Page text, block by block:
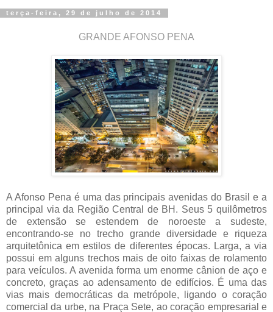
terça-feira, 29 de julho de 2014
GRANDE AFONSO PENA
A Afonso Pena é uma das principais avenidas do Brasil e a
principal via da Região Central de BH. Seus 5 quilômetros
de extensão se estendem de noroeste a sudeste,
encontrando-se no trecho grande diversidade e riqueza
arquitetônica em estilos de diferentes épocas. Larga, a via
possui em alguns trechos mais de oito faixas de rolamento
para veículos. A avenida forma um enorme cânion de aço e
concreto, graças ao adensamento de edifícios. É uma das
vias mais democráticas da metrópole, ligando o coração
comercial da urbe, na Praça Sete, ao coração empresarial e